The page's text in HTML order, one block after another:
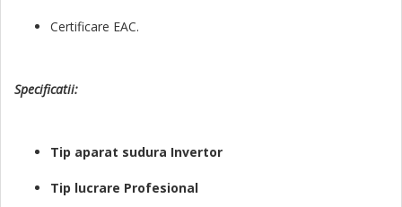
Certificare EAC.
Specificatii:
Tip aparat sudura Invertor
Tip lucrare Profesional